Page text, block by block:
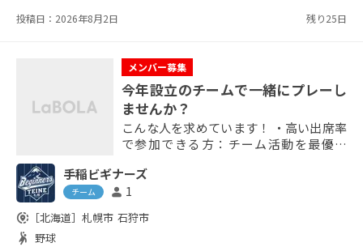
投稿日：2026年8月2日 残り25日
メンバー募集
今年設立のチームで一緒にプレーし
ませんか？
こんな人を求めています！ ・高い出席率
で参加できる方：チーム活動を最優先
いです。 ・掛け持ち（他チーム所属）し
ていない方：日程重複を防ぐため、当チ
ーム専属で動ける方を優遇します。 ・未
経験者・ブランクがある方OK!：キャッ
手稲ビギナーズ
チーム person 1
share_location ［北海道］ 札幌市 石狩市
sports_handball 野球